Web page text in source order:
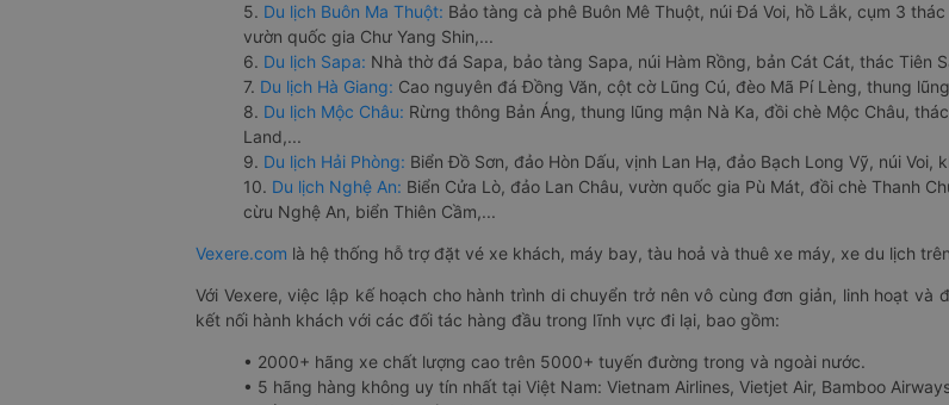
5. Du lịch Buôn Ma Thuột: Bảo tàng cà phê Buôn Mê Thuột, núi Đá Voi, hồ Lắk, cụm 3
vườn quốc gia Chư Yang Shin,...
6. Du lịch Sapa: Nhà thờ đá Sapa, bảo tàng Sapa, núi Hàm Rồng, bản Cát Cát, thác Tiên
7. Du lịch Hà Giang: Cao nguyên đá Đồng Văn, cột cờ Lũng Cú, đèo Mã Pí Lèng, thung
8. Du lịch Mộc Châu: Rừng thông Bản Áng, thung lũng mận Nà Ka, đồi chè Mộc Châu,
Land,...
9. Du lịch Hải Phòng: Biển Đồ Sơn, đảo Hòn Dấu, vịnh Lan Hạ, đảo Bạch Long Vỹ, núi Voi,
10. Du lịch Nghệ An: Biển Cửa Lò, đảo Lan Châu, vườn quốc gia Pù Mát, đồi chè Thanh
cừu Nghệ An, biển Thiên Cầm,...
Vexere.com là hệ thống hỗ trợ đặt vé xe khách, máy bay, tàu hoả và thuê xe máy, xe du lịch
Với Vexere, việc lập kế hoạch cho hành trình di chuyển trở nên vô cùng đơn giản, linh hoạt và
kết nối hành khách với các đối tác hàng đầu trong lĩnh vực đi lại, bao gồm:
• 2000+ hãng xe chất lượng cao trên 5000+ tuyến đường trong và ngoài nước.
• 5 hãng hàng không uy tín nhất tại Việt Nam: Vietnam Airlines, Vietjet Air, Bamboo